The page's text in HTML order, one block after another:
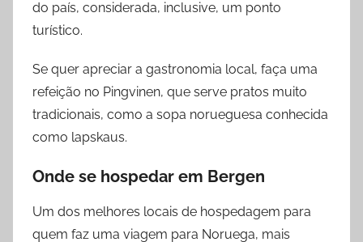
do país, considerada, inclusive, um ponto
turístico.
Se quer apreciar a gastronomia local, faça uma
refeição no Pingvinen, que serve pratos muito
tradicionais, como a sopa norueguesa conhecida
como lapskaus.
Onde se hospedar em Bergen
Um dos melhores locais de hospedagem para
quem faz uma viagem para Noruega, mais